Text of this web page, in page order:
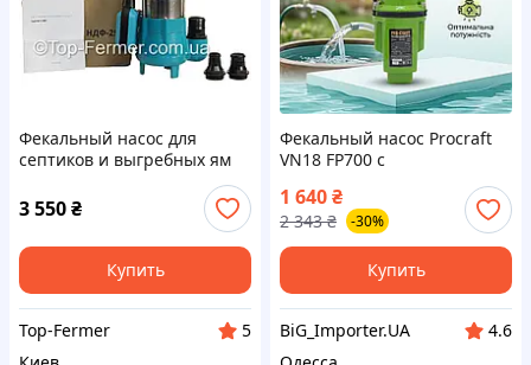
Фекальный насос для
септиков и выгребных ям
поплавком, 0,25 кВт,
Польша
3 550₴
Купить
Top-Fermer
5
Фекальный насос Procraft
VN18 FP700 с
измельчителем, напором
10 м и
производительностью 12
м3 ч для септиков,
дренажный
1 640₴
2 343 ₴ -30%
Купить
BiG_Importer.UA
4.6